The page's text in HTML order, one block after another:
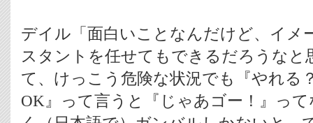
デイル「面白いことなんだけど、イメ
スタントを任せてもできるだろうなと
て、けっこう危険な状況でも『やれる
OK』って言うと『じゃあゴー！』っ